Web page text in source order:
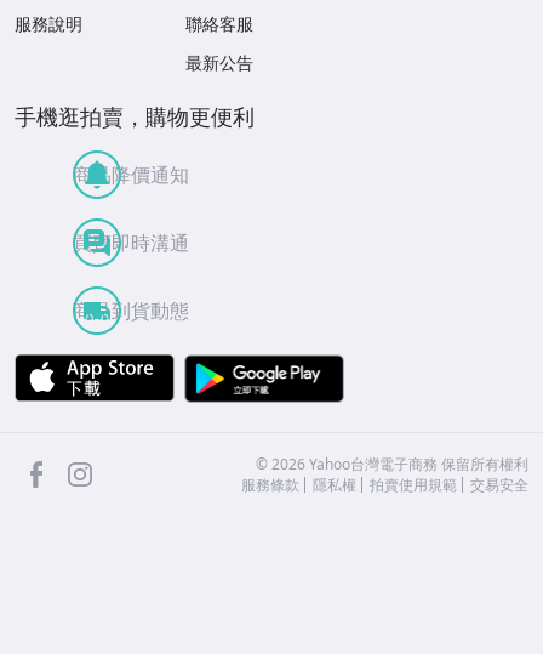
服務說明
聯絡客服
最新公告
手機逛拍賣，購物更便利
商品降價通知
買賣即時溝通
商品到貨動態
APP Store
facebook ©2026 Yahoo台灣電子商務 保留所有權利
服務條款
隱私權 拍賣使用規範 交易安全